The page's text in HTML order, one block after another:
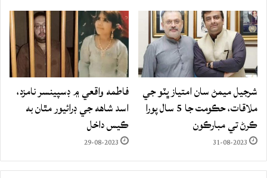
شرجيل ميمڻ سان امتياز ڀٽو جي
ملاقات، حڪومت جا 5 سال پورا
ڪرڻ تي مبارڪون
31-08-2023
فاطمه واقعي ۾ ڊسپينسر نامزد،
اسد شاهه جي ڊرائيور مٿان به
ڪيس داخل
29-08-2023